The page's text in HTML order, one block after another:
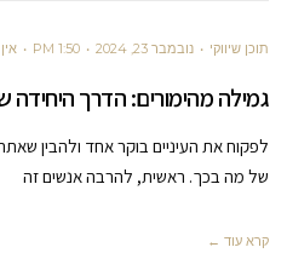
תוכן שיווקי נובמבר 23, 2024 1:50 PM
גמילה מהימורים: הדרך היחידה
לפקוח את העיניים בוקר אחד ולהבין
של מה בכך. ראשית, להרבה אנשים זה
קרא עוד ←